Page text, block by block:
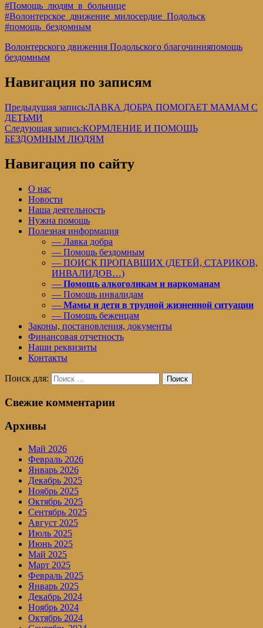
#Помощь_людям_в_больнице
#Волонтерское_движение_милосердие_Подольск
#помощь_бездомным
Волонтерского движения Подольского благочинияпомощь
бездомным
Навигация по записям
Предыдущая запись:ЛАВКА ДОБРА ПОМОГАЕТ МАМАМ С
ДЕТЬМИ
Следующая запись:КОРМЛЕНИЕ И ПОМОЩЬ
БЕЗДОМНЫМ ЛЮДЯМ
Навигация по сайту
О нас
Новости
Наша деятельность
Нужна помощь
Полезная информация
— Лавка добра
— Помощь бездомным
— ПОИСК ПРОПАВШИХ (ДЕТЕЙ, СТАРИКОВ,
ИНВАЛИДОВ…)
— Помощь алкоголикам и наркоманам
— Помощь инвалидам
— Мамы и дети в трудной жизненной ситуации
— Помощь беженцам
Законы, постановления, документы
Финансовая отчетность
Наши реквизиты
Контакты
Поиск для: Поиск
Свежие комментарии
Архивы
Май 2026
Февраль 2026
Январь 2026
Декабрь 2025
Ноябрь 2025
Октябрь 2025
Сентябрь 2025
Август 2025
Июль 2025
Июнь 2025
Май 2025
Март 2025
Февраль 2025
Январь 2025
Декабрь 2024
Ноябрь 2024
Октябрь 2024